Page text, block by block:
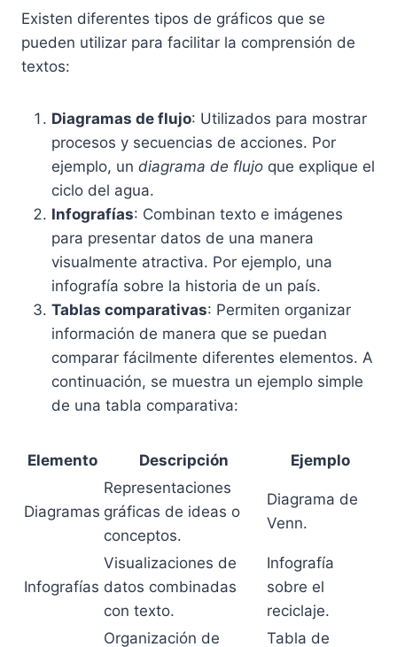
Existen diferentes tipos de gráficos que se
pueden utilizar para facilitar la comprensión de
textos:
Diagramas de flujo: Utilizados para mostrar
procesos y secuencias de acciones. Por
ejemplo, un diagrama de flujo que explique el
ciclo del agua.
Infografías: Combinan texto e imágenes
para presentar datos de una manera
visualmente atractiva. Por ejemplo, una
infografía sobre la historia de un país.
Tablas comparativas: Permiten organizar
información de manera que se puedan
comparar fácilmente diferentes elementos. A
continuación, se muestra un ejemplo simple
de una tabla comparativa:
Elemento Descripción Ejemplo
Diagramas
Representaciones
gráficas de ideas o
conceptos.
Diagrama de
Venn.
Infografías
Visualizaciones de
datos combinadas
con texto.
Infografía
sobre el
reciclaje.
Organización de
Tabla de